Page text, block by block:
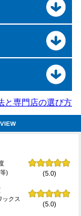
と専門店の選び方
)
(5.0)
ックス
(5.0)